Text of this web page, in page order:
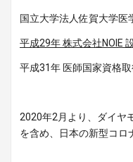
国立大学法人佐賀大学医
平成29年 株式会社NOIE
平成31年 医師国家資格
2020年2月より、ダイヤ
を含め、日本の新型コロ